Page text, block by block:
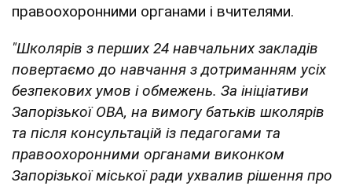
правоохоронними органами і вчителями.
"Школярів з перших 24 навчальних закладів
повертаємо до навчання з дотриманням усіх
безпекових умов і обмежень. За ініціативи
Запорізької ОВА, на вимогу батьків школярів
та після консультацій із педагогами та
правоохоронними органами виконком
Запорізької міської ради ухвалив рішення про